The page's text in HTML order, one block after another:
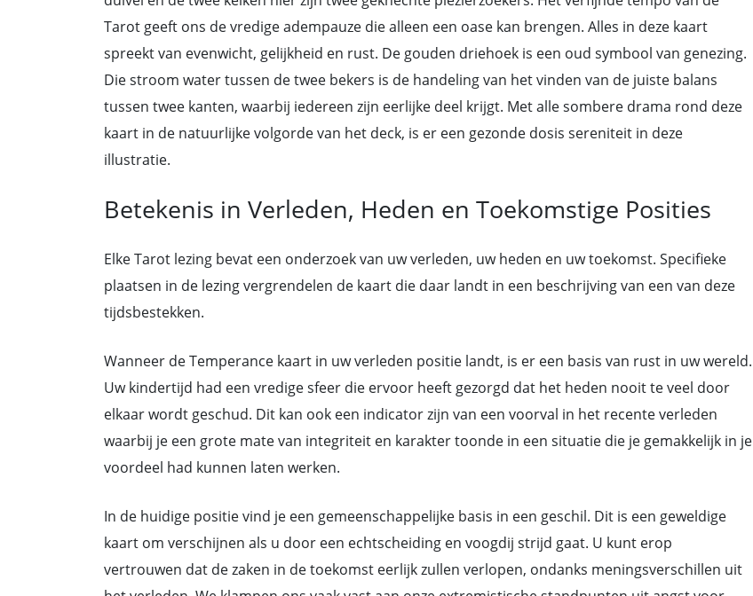
Tarot geeft ons de vredige adempauze die alleen een oase kan brengen. Alles in deze kaart
spreekt van evenwicht, gelijkheid en rust. De gouden driehoek is een oud symbool van genezing.
Die stroom water tussen de twee bekers is de handeling van het vinden van de juiste balans
tussen twee kanten, waarbij iedereen zijn eerlijke deel krijgt. Met alle sombere drama rond deze
kaart in de natuurlijke volgorde van het deck, is er een gezonde dosis sereniteit in deze
illustratie.
Betekenis in Verleden, Heden en Toekomstige Posities
Elke Tarot lezing bevat een onderzoek van uw verleden, uw heden en uw toekomst. Specifieke
plaatsen in de lezing vergrendelen de kaart die daar landt in een beschrijving van een van deze
tijdsbestekken.
Wanneer de Temperance kaart in uw verleden positie landt, is er een basis van rust in uw wereld.
Uw kindertijd had een vredige sfeer die ervoor heeft gezorgd dat het heden nooit te veel door
elkaar wordt geschud. Dit kan ook een indicator zijn van een voorval in het recente verleden
waarbij je een grote mate van integriteit en karakter toonde in een situatie die je gemakkelijk in je
voordeel had kunnen laten werken.
In de huidige positie vind je een gemeenschappelijke basis in een geschil. Dit is een geweldige
kaart om verschijnen als u door een echtscheiding en voogdij strijd gaat. U kunt erop
vertrouwen dat de zaken in de toekomst eerlijk zullen verlopen, ondanks meningsverschillen uit